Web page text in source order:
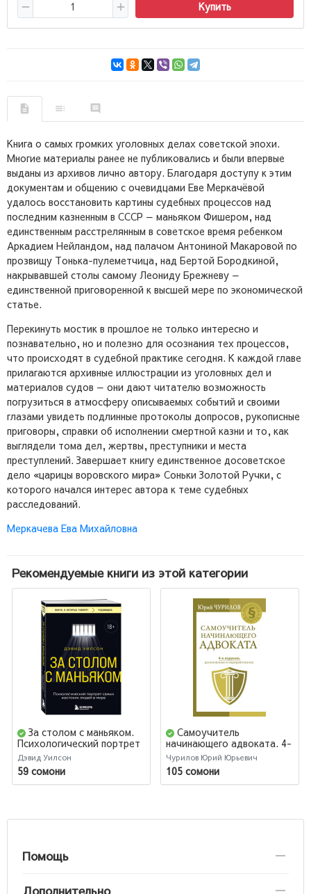
Купить
Книга о самых громких уголовных делах советской эпохи.
Многие материалы ранее не публиковались и были впервые
выданы из архивов лично автору. Благодаря доступу к этим
документам и общению с очевидцами Еве Меркачёвой
удалось восстановить картины судебных процессов над
последним казненным в СССР — маньяком Фишером, над
единственным расстрелянным в советское время ребенком
Аркадием Нейландом, над палачом Антониной Макаровой по
прозвищу Тонька-пулеметчица, над Бертой Бородкиной,
накрывавшей столы самому Леониду Брежневу —
единственной приговоренной к высшей мере по экономической
статье.
Перекинуть мостик в прошлое не только интересно и
познавательно, но и полезно для осознания тех процессов,
что происходят в судебной практике сегодня. К каждой главе
прилагаются архивные иллюстрации из уголовных дел и
материалов судов — они дают читателю возможность
погрузиться в атмосферу описываемых событий и своими
глазами увидеть подлинные протоколы допросов, рукописные
приговоры, справки об исполнении смертной казни и то, как
выглядели тома дел, жертвы, преступники и места
преступлений. Завершает книгу единственное досоветское
дело «царицы воровского мира» Соньки Золотой Ручки, с
которого начался интерес автора к теме судебных
расследований.
Меркачева Ева Михайловна
Рекомендуемые книги из этой категории
За столом с маньяком.
Психологический портрет
самых жестоких людей в
мире
Дэвид Уилсон
59 сомони
Самоучитель
начинающего адвоката. 4-
е издание, дополненное и
переработанное
Чурилов Юрий Юрьевич
105 сомони
Помощь
Дополнительно